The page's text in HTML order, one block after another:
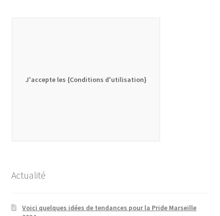
J'accepte les {Conditions d'utilisation}
Actualité
Voici quelques idées de tendances pour la Pride Marseille